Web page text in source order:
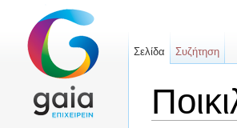
Σελίδα Συζήτηση